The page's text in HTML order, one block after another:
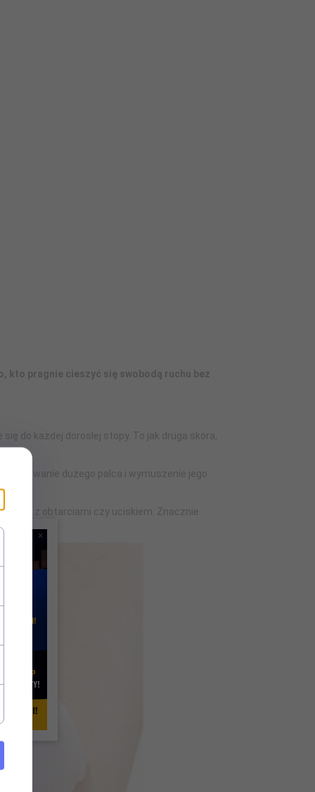
kto pragnie cieszyć się swobodą ruchu bez
do każdej dorosłej stopy. To jak druga skóra,
dużego palca i wymuszenie jego
z obtarciami czy uciskiem. Znacznie
×